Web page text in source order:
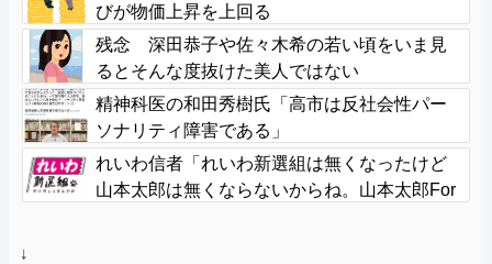
びが物価上昇を上回る
残念 深田恭子や佐々木希の若い頃をいま見
るとそんな度抜けた美人ではない
精神科医の和田秀樹氏「高市は反社会性パー
ソナリティ障害である」
れいわ信者「れいわ新選組は無くなったけど
山本太郎は無くならないからね。山本太郎For
↓